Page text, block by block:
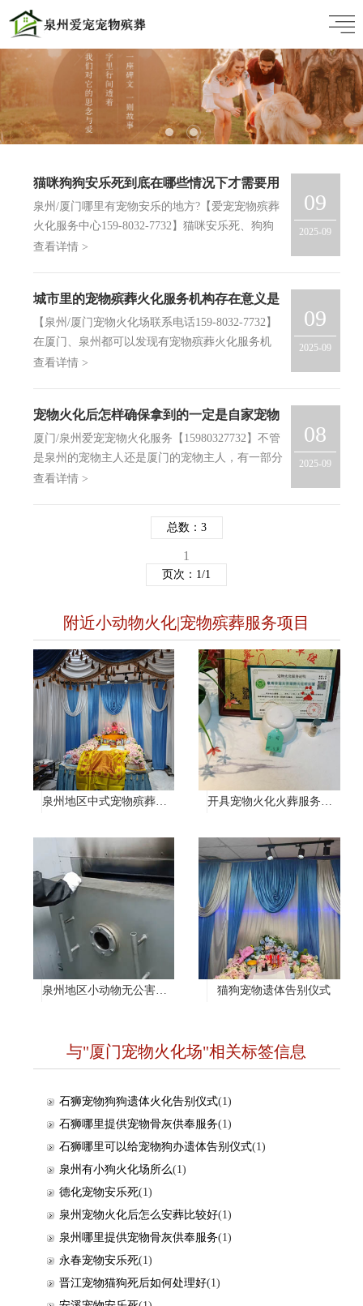
猫咪狗狗安乐死到底在哪些情况下才需要用
到?
泉州/厦门哪里有宠物安乐的地方?【爱宠宠物殡葬
火化服务中心159-8032-7732】猫咪安乐死、狗狗
安乐死是很多人都不愿面对的，但很多时候又会在
子痛苦却无能…
查看详情 >
09
2025-09
城市里的宠物殡葬火化服务机构存在意义是
什么？
【泉州/厦门宠物火化场联系电话159-8032-7732】
在厦门、泉州都可以发现有宠物殡葬火化服务机
构，为什么有人类的火化服务机构，也会存在宠物
讲一讲：
查看详情 >
09
2025-09
宠物火化后怎样确保拿到的一定是自家宠物
的骨灰？
厦门/泉州爱宠宠物火化服务【15980327732】不管
是泉州的宠物主人还是厦门的宠物主人，有一部分
人会担心宠物火化后骨灰被混淆,其实宠物主人有
拥有自己的宠物火化场，同时为宠物狗狗、宠物猫
查看详情 >
08
2025-09
总数：3
1
页次：1/1
附近小动物火化|宠物殡葬服务项目
泉州地区中式宠物殡葬服务 开具宠物火化火葬服务证明
泉州地区小动物无公害处理 猫狗宠物遗体告别仪式
与"厦门宠物火化场"相关标签信息
石狮宠物狗狗遗体火化告别仪式(1)
石狮哪里提供宠物骨灰供奉服务(1)
石狮哪里可以给宠物狗办遗体告别仪式(1)
泉州有小狗火化场所么(1)
德化宠物安乐死(1)
泉州宠物火化后怎么安葬比较好(1)
泉州哪里提供宠物骨灰供奉服务(1)
永春宠物安乐死(1)
晋江宠物猫狗死后如何处理好(1)